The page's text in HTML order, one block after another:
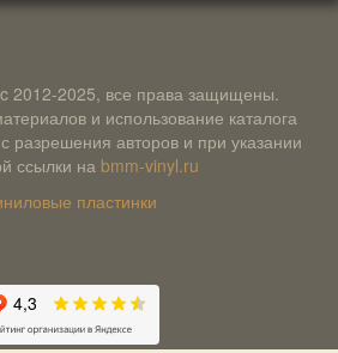
2012-2025, все права защищены.
и использование каталога
разрешения авторов и при указании
ссылки на bmm-vinyl.ru
пластинки